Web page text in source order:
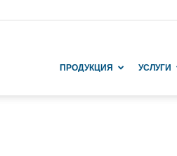
ПРОДУКЦИЯ УСЛУГИ